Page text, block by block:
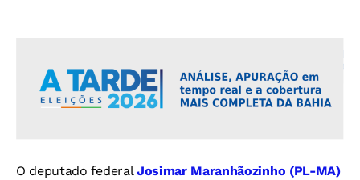
O deputado federalJosimar Maranhãozinho (PL-MA)